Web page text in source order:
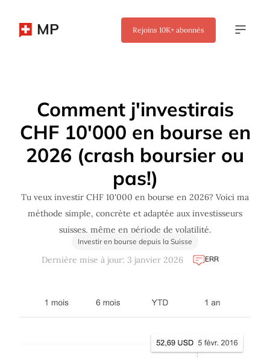
MP Rejoins 10K+ abonnés
Comment j'investirais
CHF 10'000 en bourse en
2026 (crash boursier ou
pas!)
Tu veux investir CHF 10'000 en bourse en 2026? Voici ma
méthode simple, concrète et adaptée aux investisseurs
suisses, même en période de volatilité.
Investir en bourse depuis la Suisse
Dernière mise à jour: 3 janvier 2026 ERR